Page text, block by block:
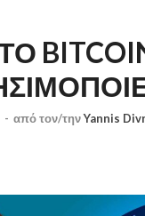
- από τον/τηνYannis